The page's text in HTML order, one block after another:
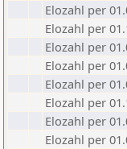
Elozahl per
Elozahl per
Elozahl per
Elozahl per
Elozahl per
Elozahl per
Elozahl per
Elozahl per